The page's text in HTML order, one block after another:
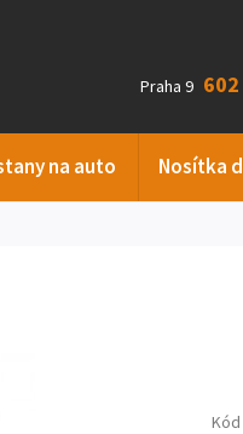
Praha 9
na auto Nosítka